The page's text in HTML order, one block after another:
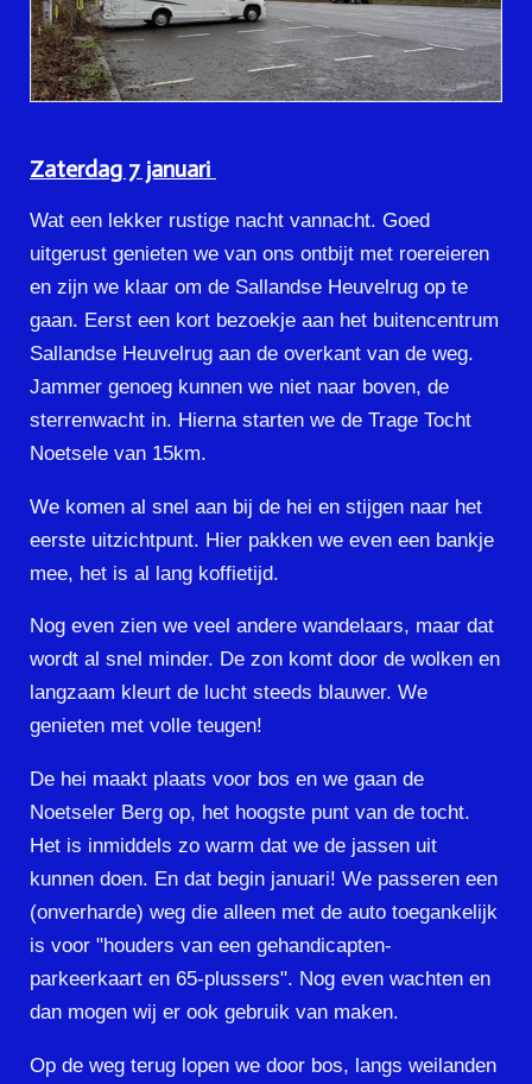
Zaterdag 7 januari
Wat een lekker rustige nacht vannacht. Goed
uitgerust genieten we van ons ontbijt met roereieren
en zijn we klaar om de Sallandse Heuvelrug op te
gaan. Eerst een kort bezoekje aan het buitencentrum
Sallandse Heuvelrug aan de overkant van de weg.
Jammer genoeg kunnen we niet naar boven, de
sterrenwacht in. Hierna starten we de Trage Tocht
Noetsele van 15km.
We komen al snel aan bij de hei en stijgen naar het
eerste uitzichtpunt. Hier pakken we even een bankje
mee, het is al lang koffietijd.
Nog even zien we veel andere wandelaars, maar dat
wordt al snel minder. De zon komt door de wolken en
langzaam kleurt de lucht steeds blauwer. We
genieten met volle teugen!
De hei maakt plaats voor bos en we gaan de
Noetseler Berg op, het hoogste punt van de tocht.
Het is inmiddels zo warm dat we de jassen uit
kunnen doen. En dat begin januari! We passeren een
(onverharde) weg die alleen met de auto toegankelijk
is voor "houders van een gehandicapten-
parkeerkaart en 65-plussers". Nog even wachten en
dan mogen wij er ook gebruik van maken.
Op de weg terug lopen we door bos, langs weilanden